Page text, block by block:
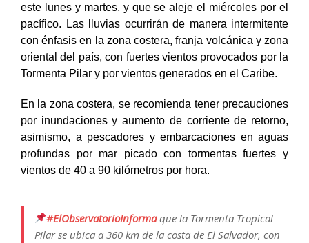
este lunes y martes, y que se aleje el miércoles por el
pacífico. Las lluvias ocurrirán de manera intermitente
con énfasis en la zona costera, franja volcánica y zona
oriental del país, con fuertes vientos provocados por la
Tormenta Pilar y por vientos generados en el Caribe.
En la zona costera, se recomienda tener precauciones
por inundaciones y aumento de corriente de retorno,
asimismo, a pescadores y embarcaciones en aguas
profundas por mar picado con tormentas fuertes y
vientos de 40 a 90 kilómetros por hora.
#ElObservatorioInformaque la Tormenta Tropical
Pilar se ubica a 360 km de la costa de El Salvador, con